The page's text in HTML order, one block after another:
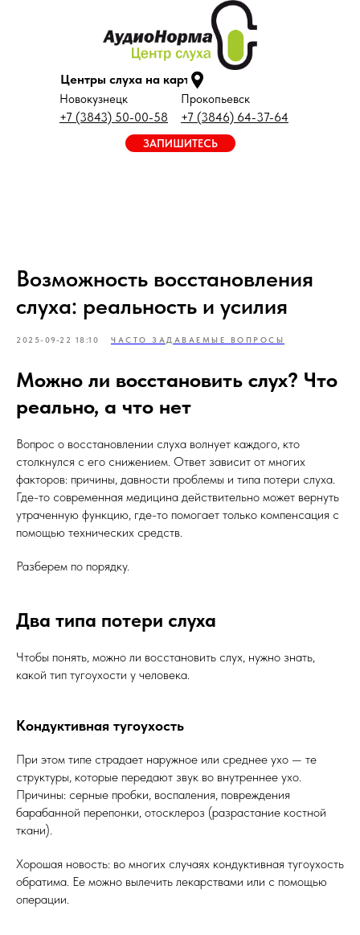
Центры слуха на карте
Прокопьевск
+7 (3846) 64-37-64
Новокузнецк
+7 (3843) 50-00-58
ЗАПИШИТЕСЬ
Возможность восстановления
слуха: реальность и усилия
2025-09-22 18:10 ЧАСТО ЗАДАВАЕМЫЕ ВОПРОСЫ
Можно ли восстановить слух? Что
реально, а что нет
Вопрос о восстановлении слуха волнует каждого, кто
столкнулся с его снижением. Ответ зависит от многих
факторов: причины, давности проблемы и типа потери слуха.
Где-то современная медицина действительно может вернуть
утраченную функцию, где-то помогает только компенсация с
помощью технических средств.
Разберем по порядку.
Два типа потери слуха
Чтобы понять, можно ли восстановить слух, нужно знать,
какой тип тугоухости у человека.
Кондуктивная тугоухость
При этом типе страдает наружное или среднее ухо — те
структуры, которые передают звук во внутреннее ухо.
Причины: серные пробки, воспаления, повреждения
барабанной перепонки, отосклероз (разрастание костной
ткани).
Хорошая новость: во многих случаях кондуктивная тугоухость
обратима. Ее можно вылечить лекарствами или с помощью
операции.